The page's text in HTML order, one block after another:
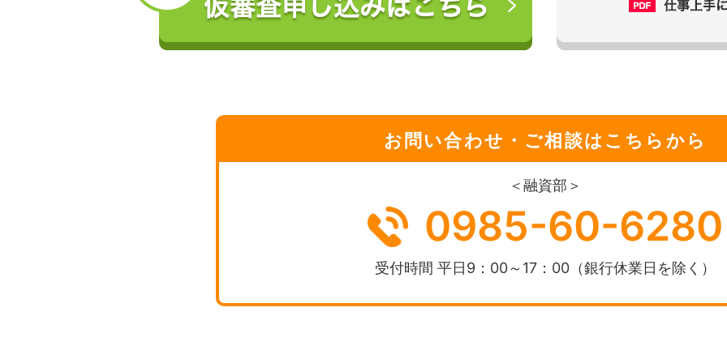
TEL 03-3214-5020
https://www.jicc.co.jp/
お問い合わせ・ご相談はこちらから
＜融資部＞
0985-60-6280
受付時間 平日9：00～17：00 （銀行休業日を除く）